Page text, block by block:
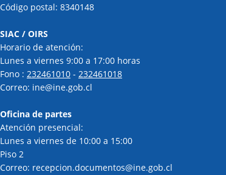
Código postal: 8340148
SIAC / OIRS
Horario de atención:
Lunes a viernes 9:00 a 17:00 horas
Fono : 232461010 - 232461018
Correo: ine@ine.gob.cl
Oficina de partes
Atención presencial:
Lunes a viernes de 10:00 a 15:00
Piso 2
Correo: recepcion.documentos@ine.gob.cl